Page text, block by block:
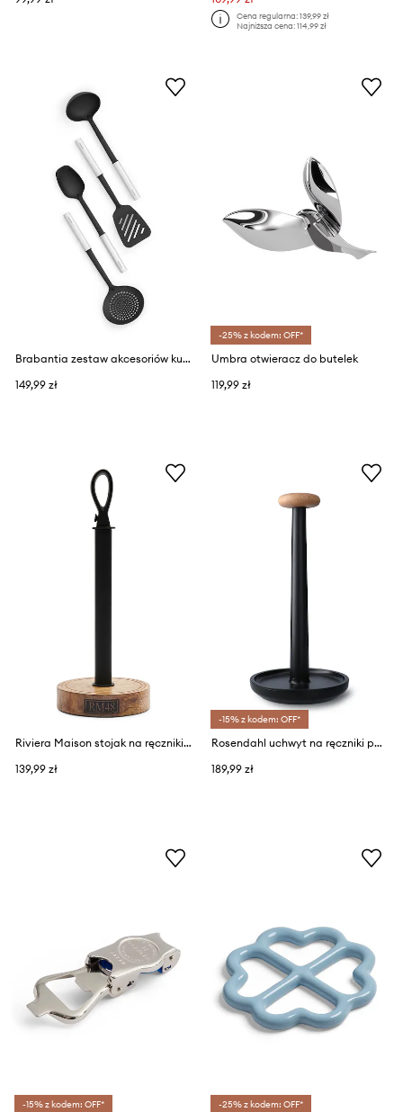
Cena regularna:139,99 zł
Najniższa cena:114,99 zł
Brabantia zestaw akcesoriów kuchennych (4-pack)
149,99 zł
-25% z kodem: OFF*
Umbra otwieracz do butelek
119,99 zł
Riviera Maison stojak na ręczniki papierowe
139,99 zł
-15% z kodem: OFF*
Rosendahl uchwyt na ręczniki papierowe z drewna bukowego 30 cm
189,99 zł
-15% z kodem: OFF* -25% z kodem: OFF*